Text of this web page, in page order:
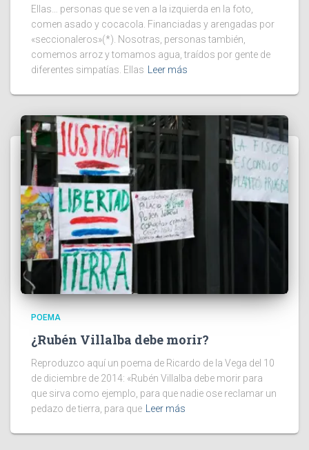
Ellas… personas que se ven a la izquierda en la foto,
comen asado y cocacola. Financiadas y arengadas por
«seccionaleros»(*). Nosotras, personas también,
comemos arroz y tomamos agua, traídos por gente de
diferentes simpatías. Ellas Leer más
POEMA
¿Rubén Villalba debe morir?
Reproduzco aquí un poema de Ricardo de la Vega del 10
de diciembre de 2014: «Rubén Villalba debe morir para
que sirva como ejemplo, para que nadie ose reclamar un
pedazo de tierra, para que
Leer más